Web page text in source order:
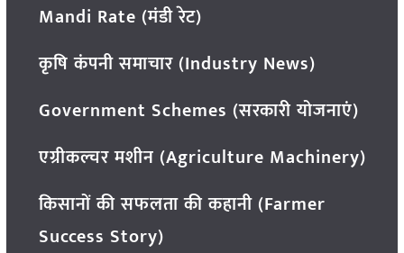
Mandi Rate (मंडी रेट)
कृषि कंपनी समाचार (Industry News)
Government Schemes (सरकारी योजनाएं)
एग्रीकल्चर मशीन (Agriculture Machinery)
किसानों की सफलता की कहानी (Farmer
Success Story)